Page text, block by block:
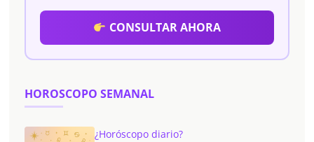
CONSULTAR AHORA
HOROSCOPO SEMANAL
¿Horóscopo diario?